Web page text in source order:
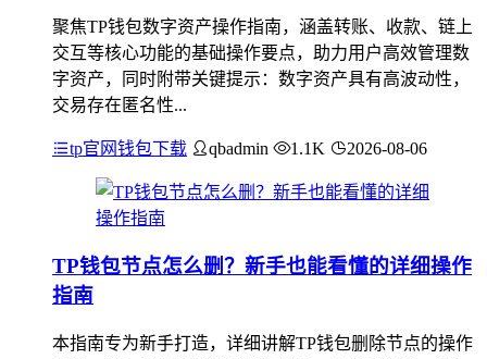
聚焦TP钱包数字资产操作指南，涵盖转账、收款、链上
交互等核心功能的基础操作要点，助力用户高效管理数
字资产，同时附带关键提示：数字资产具有高波动性，
交易存在匿名性...
tp官网钱包下载 qbadmin 1.1K 2026-08-06
TP钱包节点怎么删？新手也能看懂的详细操作
指南
本指南专为新手打造，详细讲解TP钱包删除节点的操作